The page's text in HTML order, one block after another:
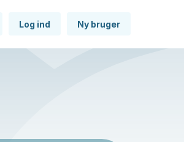
Log ind Ny bruger